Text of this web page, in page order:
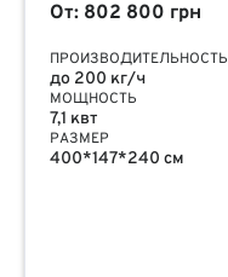
От: 802 800 грн
ПРОИЗВОДИТЕЛЬНОСТЬ
до 200 кг/ч
МОЩНОСТЬ
7,1 квт
РАЗМЕР
400*147*240 см